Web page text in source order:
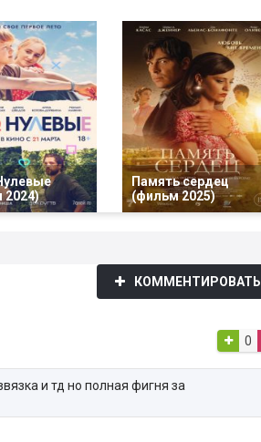
2024)
Память сердец
(фильм 2025)
КОММЕНТИРОВАТЬ
0
и тд но полная фигня за